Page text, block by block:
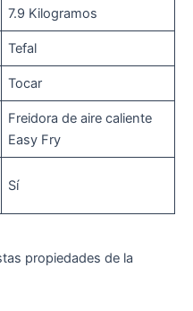
7.9 Kilogramos
Tefal
Tocar
Freidora de aire caliente
Easy Fry
Sí
propiedades de la